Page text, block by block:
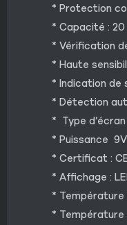
* Protection
* Capacité : 20
* Vérification
* Haute
* Indication de
* Détection
* Type
* Puissance
* Certificat :
* Affichage :
* Température
* Température